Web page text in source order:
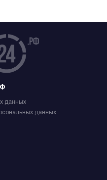
данных
данных